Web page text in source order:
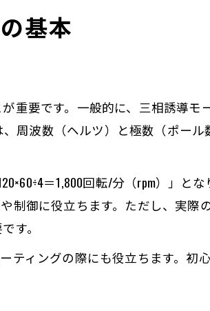
い関係に迫る
転数の違いを理解する
数の目安を知って活用
転数がどう変わるか
数の正確な導出
計算が効率化の基本
ルク効率の関係に注目
率に与える影響とは
る工夫と落とし穴
基本
重要です。一般的に、三相誘導モ
周波数（ヘルツ）と極数（ポー
＝1,800回転/分（rpm）」と
制御に役立ちます。ただし、実際
す。
ティングの際にも役立ちます。初